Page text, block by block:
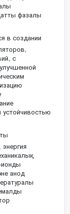
фазалы
в создании
с
ионды
анод